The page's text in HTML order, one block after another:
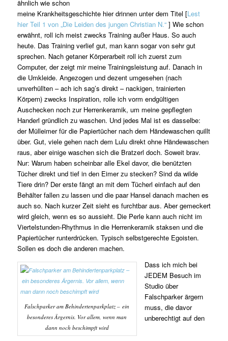
ähnlich wie schon
meine Krankheitsgeschichte hier drinnen unter dem Titel [Lest
hier Teil 1 von „Die Leiden des jungen Christian N.“] Wie schon
erwähnt, roll ich meist zwecks Training außer Haus. So auch
heute. Das Training verlief gut, man kann sogar von sehr gut
sprechen. Nach getaner Körperarbeit roll ich zuerst zum
Computer, der zeigt mir meine Trainingsleistung auf. Danach in
die Umkleide. Angezogen und dezent umgesehen (nach
unverhüllten – ach ich sag’s direkt – nackigen, trainierten
Körpern) zwecks Inspiration, rolle ich vorm endgültigen
Auschecken noch zur Herrenkeramik, um meine gepflegten
Handerl gründlich zu waschen. Und jedes Mal ist es dasselbe:
der Mülleimer für die Papiertücher nach dem Händewaschen quillt
über. Gut, viele gehen nach dem Lulu direkt ohne Händewaschen
raus, aber einige waschen sich die Bratzerl doch. Soweit brav.
Nur: Warum haben scheinbar alle Ekel davor, die benützten
Tücher direkt und tief in den Eimer zu stecken? Sind da wilde
Tiere drin? Der erste fängt an mit dem Tücherl einfach auf den
Behälter fallen zu lassen und die paar Hansel danach machen es
auch so. Nach kurzer Zeit sieht es furchtbar aus. Aber gemeckert
wird gleich, wenn es so aussieht. Die Perle kann auch nicht im
Viertelstunden-Rhythmus in die Herrenkeramik staksen und die
Papiertücher runterdrücken. Typisch selbstgerechte Egoisten.
Sollen es doch die anderen machen.
Falschparker am Behindertenparkplatz – ein
besonderes Ärgernis. Vor allem, wenn man
dann noch beschimpft wird
Dass ich mich bei
JEDEM Besuch im
Studio über
Falschparker ärgern
muss, die davor
unberechtigt auf den